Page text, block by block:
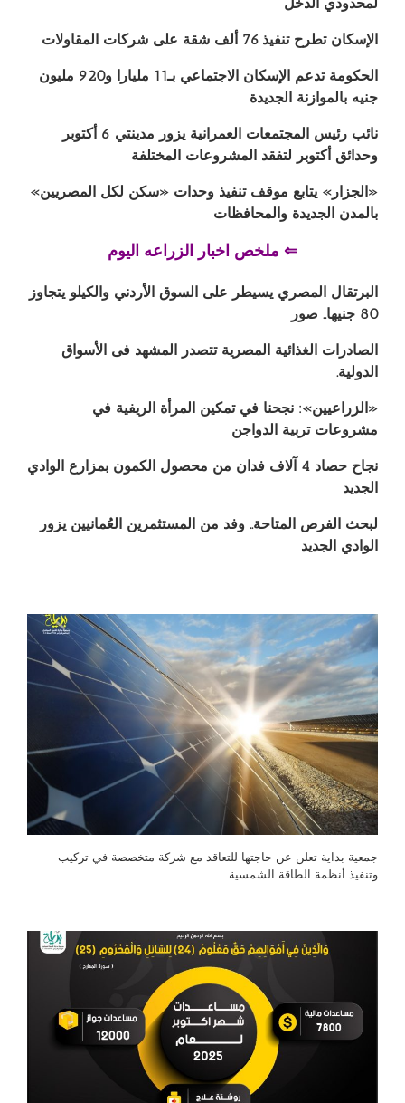
الإسكان تطرح تنفيذ 76 ألف شقة على شركات المقاولات
الحكومة تدعم الإسكان الاجتماعي بـ11 مليارا و920 مليون
جنيه بالموازنة الجديدة
نائب رئيس المجتمعات العمرانية يزور مدينتي 6 أكتوبر
وحدائق أكتوبر لتفقد المشروعات المختلفة
«الجزار» يتابع موقف تنفيذ وحدات «سكن لكل المصريين»
بالمدن الجديدة والمحافظات
⇐ ملخص اخبار الزراعه اليوم
البرتقال المصري يسيطر على السوق الأردني والكيلو يتجاوز
80 جنيها.. صور
الصادرات الغذائية المصرية تتصدر المشهد فى الأسواق
الدولية.
«الزراعيين»: نجحنا في تمكين المرأة الريفية في
مشروعات تربية الدواجن
نجاح حصاد 4 آلاف فدان من محصول الكمون بمزارع الوادي
الجديد
لبحث الفرص المتاحة.. وفد من المستثمرين العُمانيين يزور
الوادي الجديد
جمعية بداية تعلن عن حاجتها للتعاقد مع شركة متخصصة في تركيب
وتنفيذ أنظمة الطاقة الشمسية